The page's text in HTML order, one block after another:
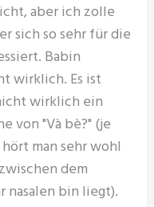
aber ich zolle
sich so sehr für die
Babin
wirklich. Es ist
wirklich ein
von "Và bè?" (je
man sehr wohl
dem
nasalen bin liegt).